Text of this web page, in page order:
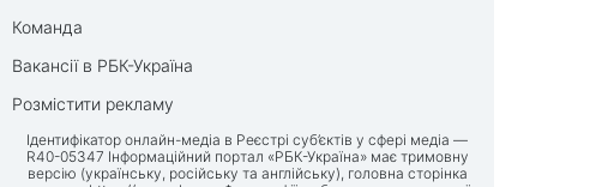
Команда
Вакансії в РБК-Україна
Розмістити рекламу
Ідентифікатор онлайн-медіа в Реєстрі суб’єктів у сфері медіа —
R40-05347 Інформаційний портал «РБК-Україна» має тримовну
версію (українську, російську та англійську), головна сторінка